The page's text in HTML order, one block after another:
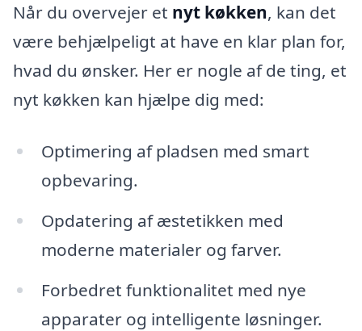
Når du overvejer et nyt køkken, kan det
være behjælpeligt at have en klar plan for,
hvad du ønsker. Her er nogle af de ting, et
nyt køkken kan hjælpe dig med:
Optimering af pladsen med smart
opbevaring.
Opdatering af æstetikken med
moderne materialer og farver.
Forbedret funktionalitet med nye
apparater og intelligente løsninger.